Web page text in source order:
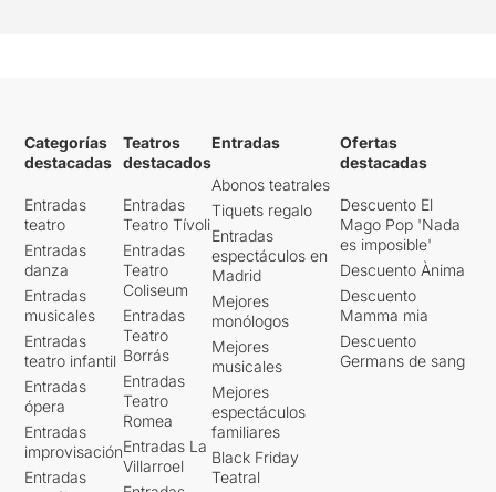
Categorías
destacadas
Entradas
teatro
Entradas
danza
Entradas
musicales
Entradas
teatro infantil
Entradas
ópera
Entradas
improvisación
Entradas
Teatros
destacados
Entradas
Teatro Tívoli
Entradas
Teatro
Coliseum
Entradas
Teatro
Borrás
Entradas
Teatro
Romea
Entradas La
Villarroel
Entradas
Abonos teatrales
Tiquets regalo
Entradas
espectáculos en
Madrid
Mejores
monólogos
Mejores
musicales
Mejores
espectáculos
familiares
Black Friday
Teatral
Ofertas
destacadas
Descuento El
Mago Pop 'Nada
es imposible'
Descuento Ànima
Descuento
Mamma mia
Descuento
Germans de sang